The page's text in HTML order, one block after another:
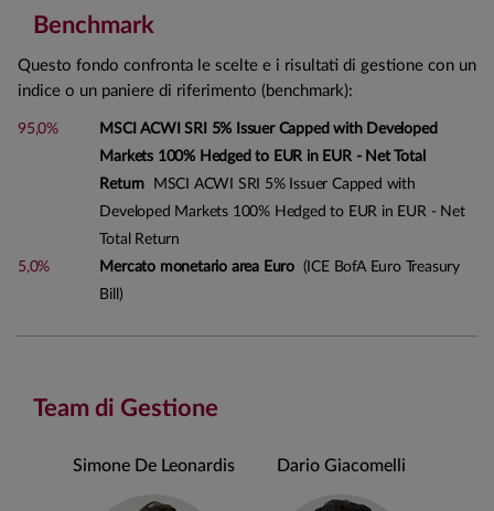
Benchmark
Questo fondo confronta le scelte e i risultati di gestione con un
indice o un paniere di riferimento (benchmark):
95,0%
MSCI ACWI SRI 5% Issuer Capped with Developed
Markets 100% Hedged to EUR in EUR - Net Total
Return MSCI ACWI SRI 5% Issuer Capped with
Developed Markets 100% Hedged to EUR in EUR - Net
Total Return
5,0%
Mercato monetario area Euro (ICE BofA Euro Treasury
Bill)
Team di Gestione
Simone De Leonardis Dario Giacomelli